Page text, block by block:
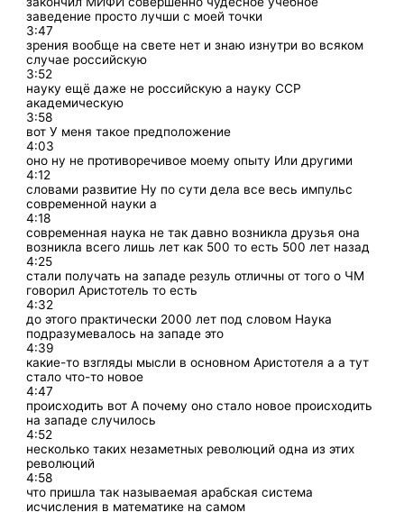
заведение просто лучши с моей точки
3:47
зрения вообще на свете нет и знаю изнутри во всяком
случае российскую
3:52
науку ещё даже не российскую а науку ССР
академическую
3:58
вот У меня такое предположение
4:03
оно ну не противоречивое моему опыту Или другими
4:12
словами развитие Ну по сути дела все весь импульс
современной науки а
4:18
современная наука не так давно возникла друзья она
возникла всего лишь лет как 500 то есть 500 лет назад
4:25
стали получать на западе резуль отличны от того о ЧМ
говорил Аристотель то есть
4:32
до этого практически 2000 лет под словом Наука
подразумевалось на западе это
4:39
какие-то взгляды мысли в основном Аристотеля а а тут
стало что-то новое
4:47
происходить вот А почему оно стало новое происходить
на западе случилось
4:52
несколько таких незаметных революций одна из этих
революций
4:58
что пришла так называемая арабская система
исчисления в математике на самом